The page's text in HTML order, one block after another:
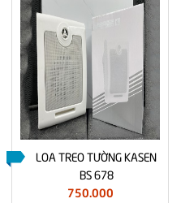
LOA TREO TƯỜNG KASEN
BS 678
750.000